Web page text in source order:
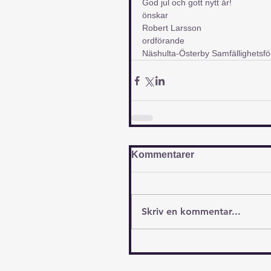
God jul och gott nytt år!
önskar
Robert Larsson
ordförande
Näshulta-Österby
Kommentarer
Skriv en kommentar...